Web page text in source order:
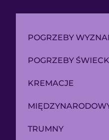
POGRZEBY
POGRZEBY
KREMACJE
TRUMNY